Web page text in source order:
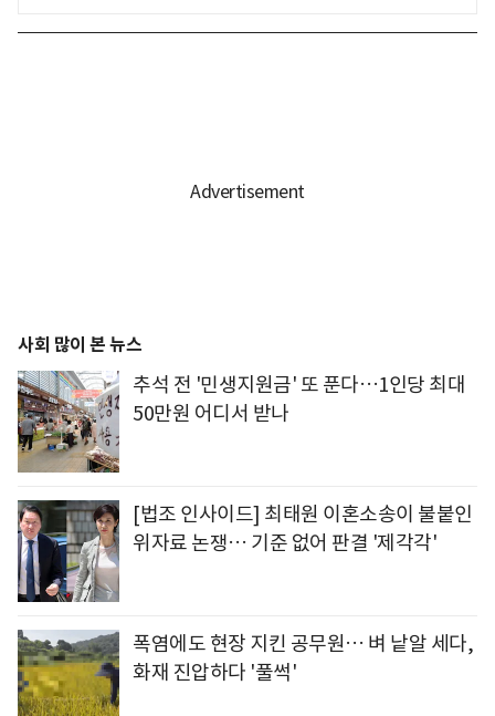
사회 많이 본 뉴스
추석 전 '민생지원금' 또 푼다…1인당 최대
50만원 어디서 받나
[법조 인사이드] 최태원 이혼소송이 불붙인
위자료 논쟁… 기준 없어 판결 '제각각'
폭염에도 현장 지킨 공무원… 벼 낱알 세다,
화재 진압하다 '풀썩'